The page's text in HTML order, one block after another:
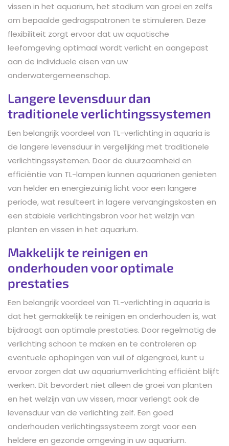
vissen in het aquarium, het stadium van groei en zelfs
om bepaalde gedragspatronen te stimuleren. Deze
flexibiliteit zorgt ervoor dat uw aquatische
leefomgeving optimaal wordt verlicht en aangepast
aan de individuele eisen van uw
onderwatergemeenschap.
Langere levensduur dan
traditionele verlichtingssystemen
Een belangrijk voordeel van TL-verlichting in aquaria is
de langere levensduur in vergelijking met traditionele
verlichtingssystemen. Door de duurzaamheid en
efficiëntie van TL-lampen kunnen aquarianen genieten
van helder en energiezuinig licht voor een langere
periode, wat resulteert in lagere vervangingskosten en
een stabiele verlichtingsbron voor het welzijn van
planten en vissen in het aquarium.
Makkelijk te reinigen en
onderhouden voor optimale
prestaties
Een belangrijk voordeel van TL-verlichting in aquaria is
dat het gemakkelijk te reinigen en onderhouden is, wat
bijdraagt aan optimale prestaties. Door regelmatig de
verlichting schoon te maken en te controleren op
eventuele ophopingen van vuil of algengroei, kunt u
ervoor zorgen dat uw aquariumverlichting efficiënt blijft
werken. Dit bevordert niet alleen de groei van planten
en het welzijn van uw vissen, maar verlengt ook de
levensduur van de verlichting zelf. Een goed
onderhouden verlichtingssysteem zorgt voor een
heldere en gezonde omgeving in uw aquarium.